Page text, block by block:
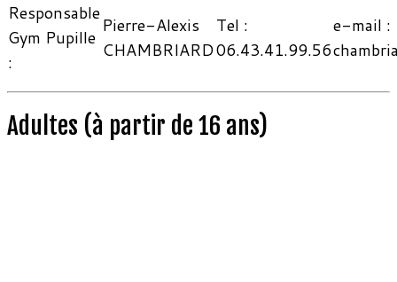
Responsable
Gym Pupille
:
Pierre-Alexis
CHAMBRIARD
Tel :
06.43.41.99.56
e-mail :
Adultes (à partir de 16 ans)